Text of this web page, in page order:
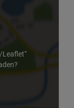
Leaflet“